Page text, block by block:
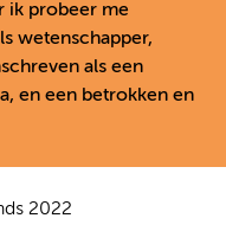
ik probeer me
wetenschapper,
als een
en een betrokken en
2022